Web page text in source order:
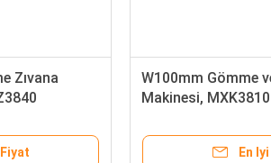
Zıvana
Fiyat
W100mm Gömme
Makinesi,
En